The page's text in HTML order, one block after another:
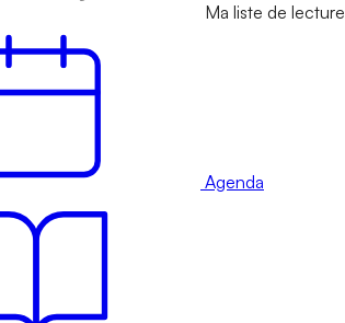
Ma liste de lecture
Agenda